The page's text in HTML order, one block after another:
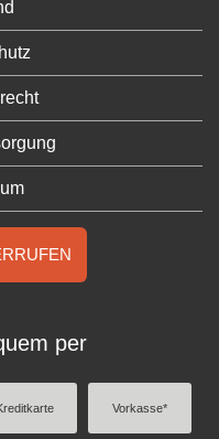
per
Vorkasse*